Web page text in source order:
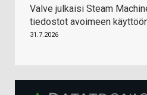
Valve julkaisi Steam
tiedostot avoimeen
31.7.2026